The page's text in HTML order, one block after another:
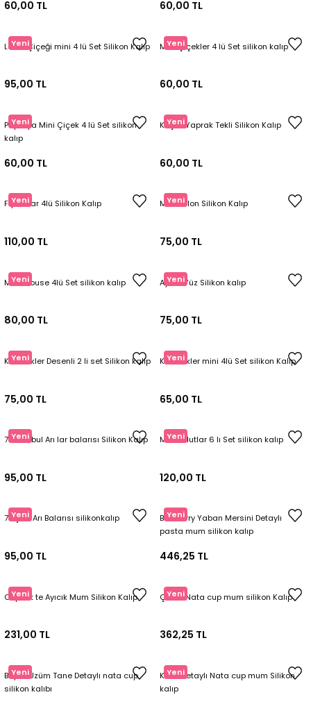
60,00 TL 60,00 TL
Yeni
Lotus Çiçeği mini 4 lü Set Silikon Kalıp
95,00 TL
Yeni
Mini Çiçekler 4 lü Set silikon kalıp
60,00 TL
Yeni
Papatya Mini Çiçek 4 lü Set silikon
kalıp
60,00 TL
Yeni
Küçük Yaprak Tekli Silikon Kalıp
60,00 TL
Yeni
Fiyonklar 4lü Silikon Kalıp
110,00 TL
Yeni
Mini Balon Silikon Kalıp
75,00 TL
Yeni
Mini mouse 4lü Set silikon kalıp
80,00 TL
Yeni
Ayıcık Yüz Silikon kalıp
75,00 TL
Yeni
Kelebekler Desenli 2 li set Silikon kalıp
75,00 TL
Yeni
Kelebekler mini 4lü Set silikon Kalıp
65,00 TL
Yeni
7li Tombul Arı lar balarısı Silikon Kalıp
95,00 TL
Yeni
Mini Bulutlar 6 lı Set silikon kalıp
120,00 TL
Yeni
7li Şirin Arı Balarısı silikonkalıp
95,00 TL
Yeni
Blueberry Yaban Mersini Detaylı
pasta mum silikon kalıp
446,25 TL
Yeni
Cupkek te Ayıcık Mum Silikon Kalıp
231,00 TL
Yeni
Çilekli Nata cup mum silikon Kalıp
362,25 TL
Yeni
Büyük Üzüm Tane Detaylı nata cup
silikon kalıbı
Yeni
Kiraz Detaylı Nata cup mum Silikon
kalıp